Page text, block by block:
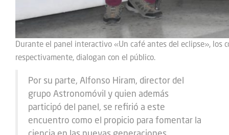
Durante el panel interactivo «Un café antes del eclipse», los
respectivamente, dialogan con el público.
Por su parte, Alfonso Hiram, director del
grupo Astronomóvil y quien además
participó del panel, se refirió a este
encuentro como el propicio para fomentar la